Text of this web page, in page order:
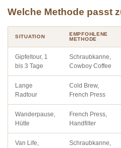
können
gewählt
werden
Welche Methode passt
SITUATION
EMPFOHLENE
METHODE
Gipfeltour, 1
bis 3 Tage
Schraubkanne,
Cowboy Coffee
Lange
Radtour
Cold Brew,
French Press
Wanderpause,
Hütte
French Press,
Handfilter
Van Life,
Schraubkanne,